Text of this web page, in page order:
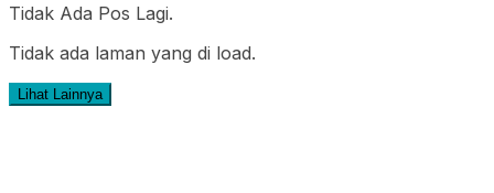
Tidak Ada Pos Lagi.
Tidak ada laman yang di load.
Lihat Lainnya